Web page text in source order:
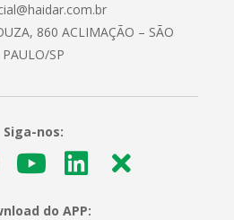
860 ACLIMAÇÃO – SÃO
PAULO/SP
Siga-nos:
do APP: